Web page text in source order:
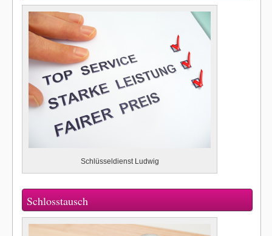
Schlüsseldienst Ludwig
Schlosstausch